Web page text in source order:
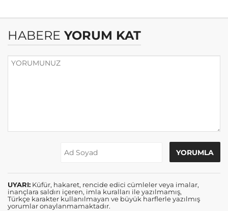
HABERE YORUM KAT
UYARI: Küfür, hakaret, rencide edici cümleler veya imalar,
inançlara saldırı içeren, imla kuralları ile yazılmamış,
Türkçe karakter kullanılmayan ve büyük harflerle yazılmış
yorumlar onaylanmamaktadır.